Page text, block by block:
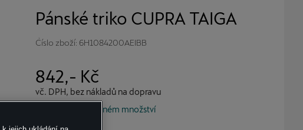
Pánské triko CUPRA TAIGA
Číslo zboží: 6H1084200AEIBB
842,- Kč
vč. DPH, bez nákladů na dopravu
Skladem v omezeném množství